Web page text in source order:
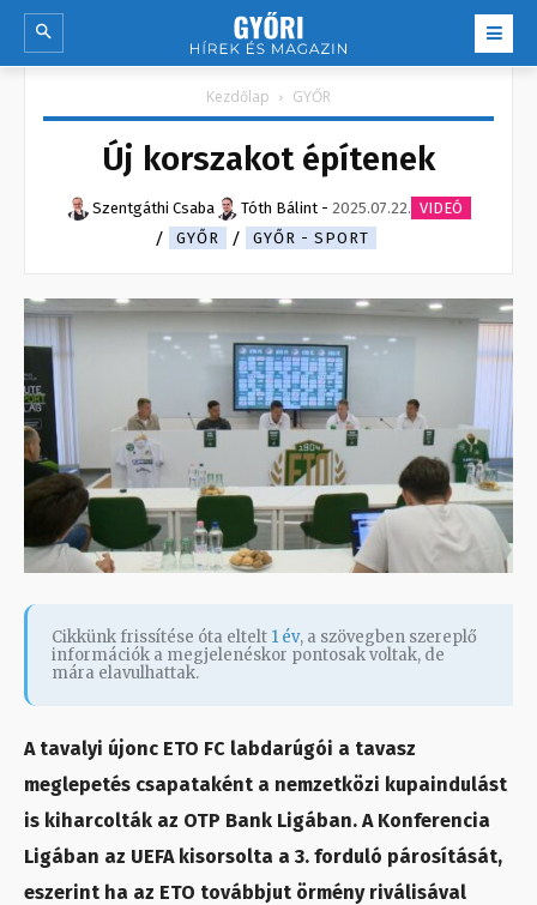
Kezdőlap GYŐR
Új korszakot építenek
Szentgáthi Csaba Tóth Bálint - 2025.07.22. VIDEÓ
GYŐR
GYŐR - SPORT
Cikkünk frissítése óta eltelt 1 év, a szövegben szereplő
információk a megjelenéskor pontosak voltak, de
mára elavulhattak.
A tavalyi újonc ETO FC labdarúgói a tavasz
meglepetés csapataként a nemzetközi kupaindulást
is kiharcolták az OTP Bank Ligában. A Konferencia
Ligában az UEFA kisorsolta a 3. forduló párosítását,
eszerint ha az ETO továbbjut örmény riválisával